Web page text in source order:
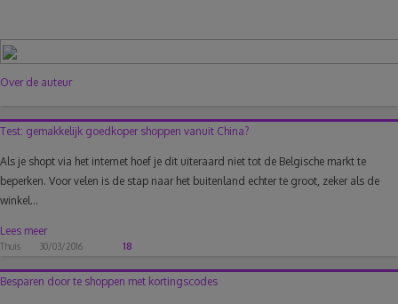
Over de auteur
Test: gemakkelijk goedkoper shoppen vanuit China?
Als je shopt via het internet hoef je dit uiteraard niet tot de Belgische markt te
beperken. Voor velen is de stap naar het buitenland echter te groot, zeker als de
winkel...
Lees meer
Thuis 30/03/2016 18
Besparen door te shoppen met kortingscodes